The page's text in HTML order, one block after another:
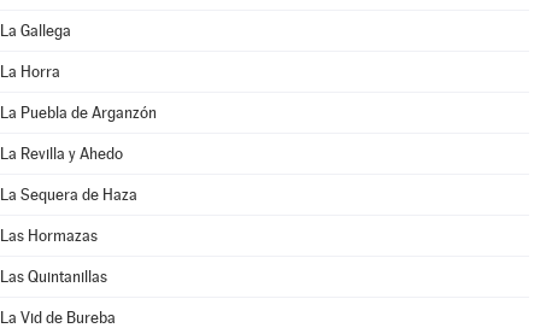
La Gallega
La Horra
La Puebla de Arganzón
La Revilla y Ahedo
La Sequera de Haza
Las Hormazas
Las Quintanillas
La Vid de Bureba